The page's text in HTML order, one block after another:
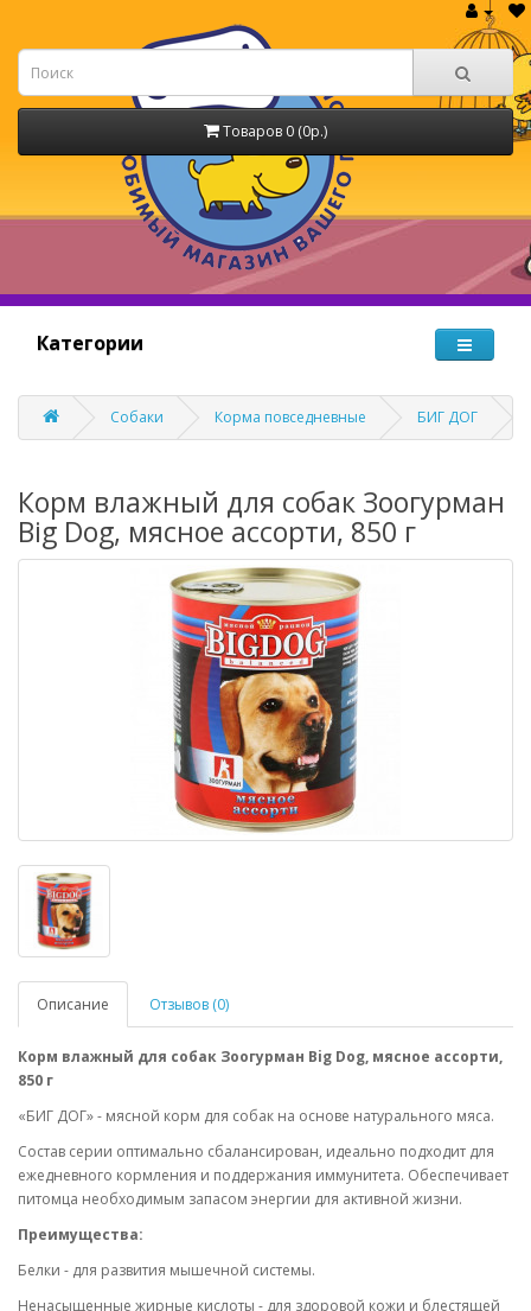
Товаров 0 (0р.)
Категории
Собаки Корма повседневные БИГ ДОГ
Корм влажный для собак Зоогурман
Big Dog, мясное ассорти, 850 г
Описание Отзывов (0)
Корм влажный для собак Зоогурман Big Dog, мясное ассорти,
850 г
«БИГ ДОГ» - мясной корм для собак на основе натурального мяса.
Состав серии оптимально сбалансирован, идеально подходит для
ежедневного кормления и поддержания иммунитета. Обеспечивает
питомца необходимым запасом энергии для активной жизни.
Преимущества:
Белки - для развития мышечной системы.
Ненасыщенные жирные кислоты - для здоровой кожи и блестящей